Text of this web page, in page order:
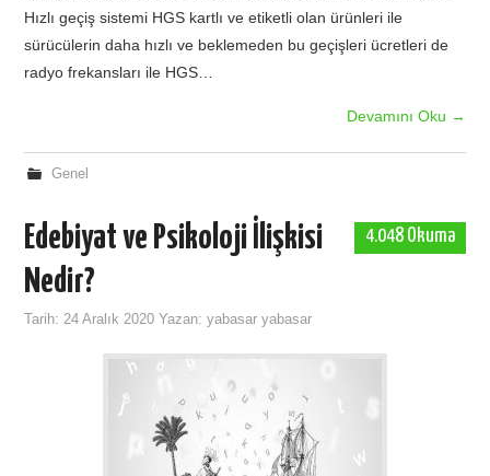
Hızlı geçiş sistemi HGS kartlı ve etiketli olan ürünleri ile
sürücülerin daha hızlı ve beklemeden bu geçişleri ücretleri de
radyo frekansları ile HGS…
Devamını Oku →
Genel
4.048 Okuma
Edebiyat ve Psikoloji İlişkisi
Nedir?
Tarih: 24 Aralık 2020 Yazan:yabasar yabasar